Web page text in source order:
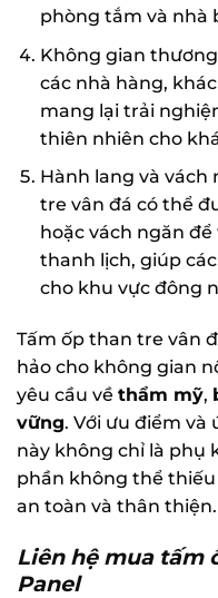
phòng tắm và nhà
Không gian
các nhà hàng,
mang lại trải
thiên nhiên cho
Hành lang và vách
tre vân đá có thể
hoặc vách ngăn
thanh lịch, giúp
cho khu vực đông
Tấm ốp than tre vân
hảo cho không gian
yêu cầu về thẩm mỹ,
vững. Với ưu điểm và
này không chỉ là phụ
phần không thể
an toàn và thân thiện.
Liên hệ mua tấm
Panel